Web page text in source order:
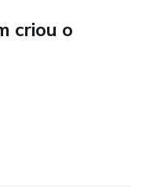
criou o